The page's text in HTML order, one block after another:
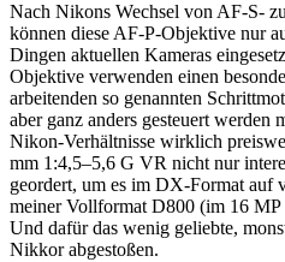
Nach Nikons Wechsel von AF-S-
können diese AF-P-Objektive nur
Dingen aktuellen Kameras
Objektive verwenden einen
arbeitenden so genannten
aber ganz anders gesteuert werden
Nikon-Verhältnisse wirklich
mm 1:4,5–5,6 G VR nicht nur
geordert, um es im DX-Format auf
meiner Vollformat D800 (im 16
Und dafür das wenig geliebte,
Nikkor abgestoßen.